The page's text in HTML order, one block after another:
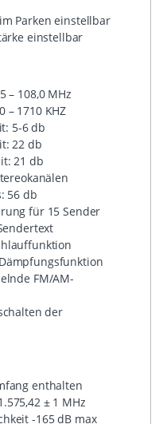
Parken einstellbar
einstellbar
– 108,0 MHz
– 1710 KHZ
5-6 db
22 db
21 db
56 db
für 15 Sender
FM/AM-
der
enthalten
± 1 MHz
-165 dB max